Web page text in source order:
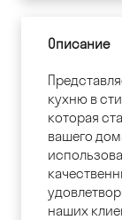
Описание
кухню в
которая
вашего
наших